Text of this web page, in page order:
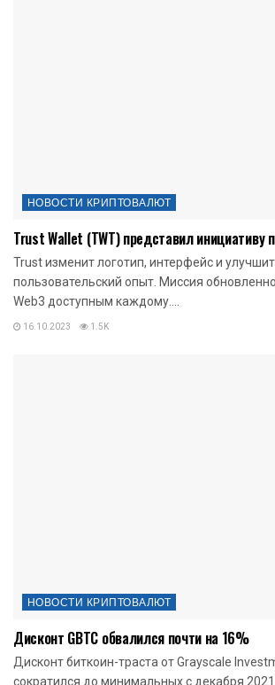
НОВОСТИ КРИПТОВАЛЮТ
Trust Wallet (TWT) представил инициативу
Trust изменит логотип, интерфейс и улучшит
пользовательский опыт. Миссия
Web3 доступным каждому....
16.10.2023 1.5K
НОВОСТИ КРИПТОВАЛЮТ
Дисконт GBTC обвалился почти на 16%
Дисконт биткоин-траста от Grayscale
сократился до минимальных с декабря 2021